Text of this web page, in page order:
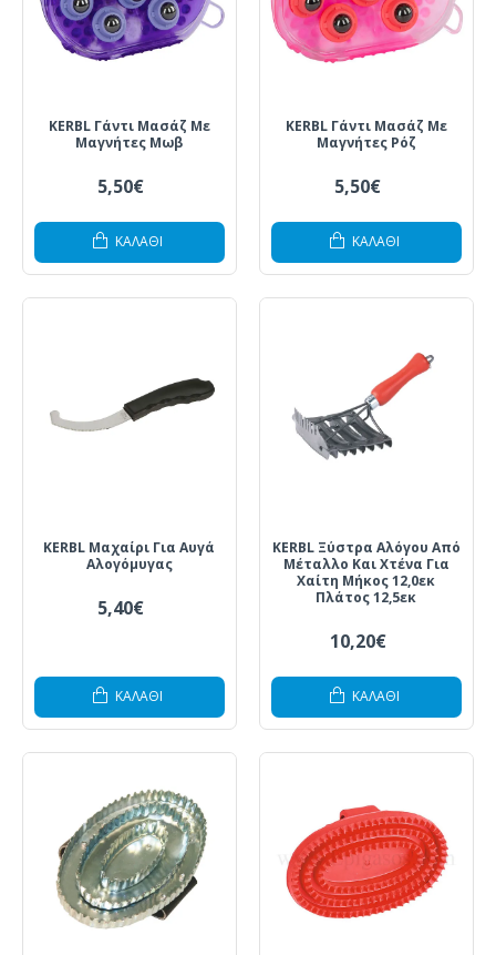
KERBL Γάντι Μασάζ Με
Μαγνήτες Μωβ
5,50€
ΚΑΛΆΘΙ
KERBL Γάντι Μασάζ Με
Μαγνήτες Ρόζ
5,50€
ΚΑΛΆΘΙ
KERBL Μαχαίρι Για Αυγά
Αλογόμυγας
5,40€
ΚΑΛΆΘΙ
KERBL Ξύστρα Αλόγου Από
Μέταλλο Και Χτένα Για
Χαίτη Μήκος 12,0εκ
Πλάτος 12,5εκ
10,20€
ΚΑΛΆΘΙ